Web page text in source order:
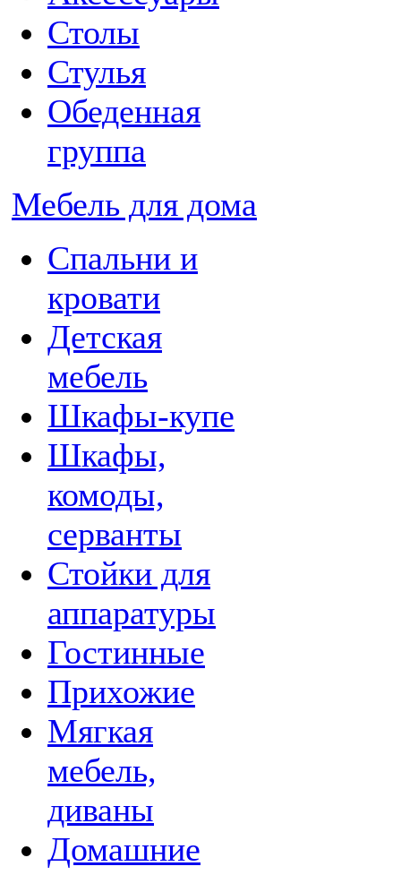
Столы
Стулья
Обеденная
группа
Мебель для дома
Спальни и
кровати
Детская
мебель
Шкафы-купе
Шкафы,
комоды,
серванты
Стойки для
аппаратуры
Гостинные
Прихожие
Мягкая
мебель,
диваны
Домашние